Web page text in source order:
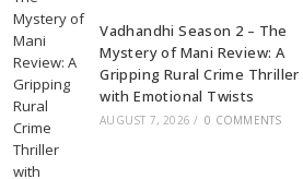
Vadhandhi Season 2 – The
Mystery of Mani Review: A
Gripping Rural Crime Thriller
with Emotional Twists
AUGUST 7, 2026 / 0 COMMENTS